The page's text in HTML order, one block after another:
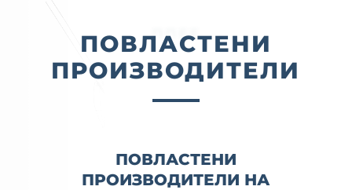
ППЕЕ
ПОВЛАСТЕНИ
ПРОИЗВОДИТЕЛИ
ПОВЛАСТЕНИ
ПРОИЗВОДИТЕЛИ НА